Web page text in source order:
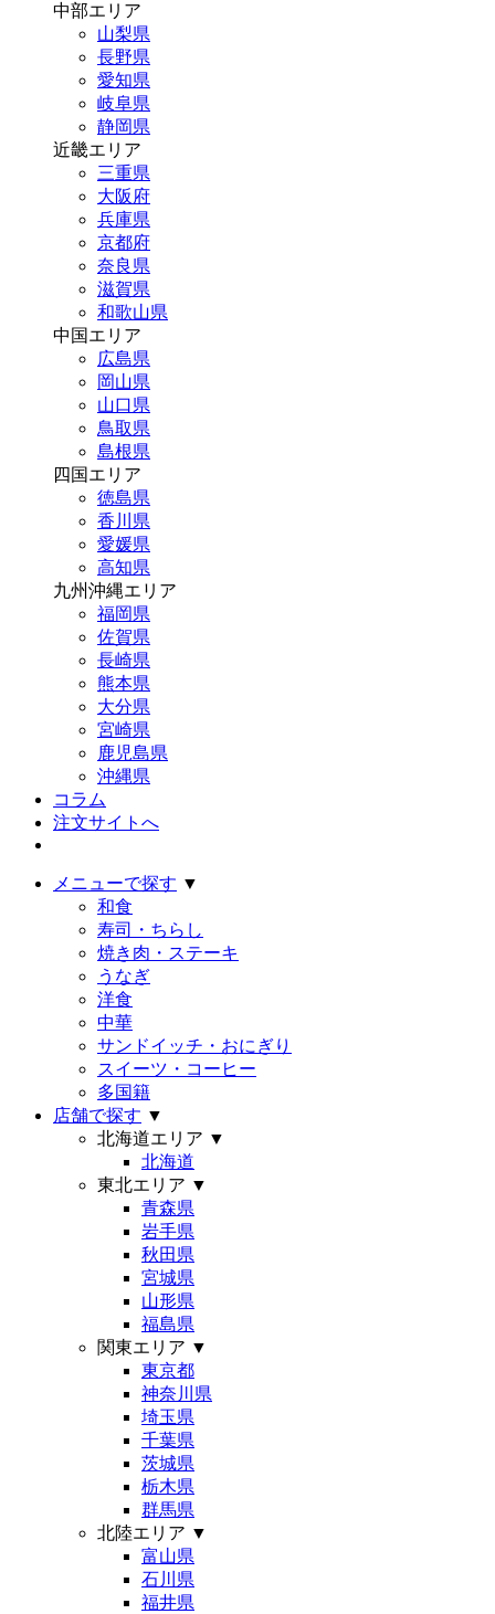
中部エリア
山梨県
長野県
愛知県
岐阜県
静岡県
近畿エリア
三重県
大阪府
兵庫県
京都府
奈良県
滋賀県
和歌山県
中国エリア
広島県
岡山県
山口県
鳥取県
島根県
四国エリア
徳島県
香川県
愛媛県
高知県
九州沖縄エリア
福岡県
佐賀県
長崎県
熊本県
大分県
宮崎県
鹿児島県
沖縄県
コラム
注文サイトへ
メニューで探す ▼
和食
寿司・ちらし
焼き肉・ステーキ
うなぎ
洋食
中華
サンドイッチ・おにぎり
スイーツ・コーヒー
多国籍
店舗で探す ▼
北海道エリア ▼
北海道
東北エリア ▼
青森県
岩手県
秋田県
宮城県
山形県
福島県
関東エリア ▼
東京都
神奈川県
埼玉県
千葉県
茨城県
栃木県
群馬県
北陸エリア ▼
富山県
石川県
福井県